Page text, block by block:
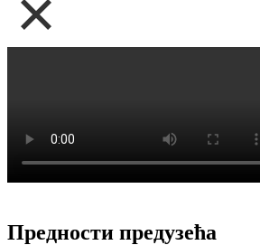
Предности предузећа